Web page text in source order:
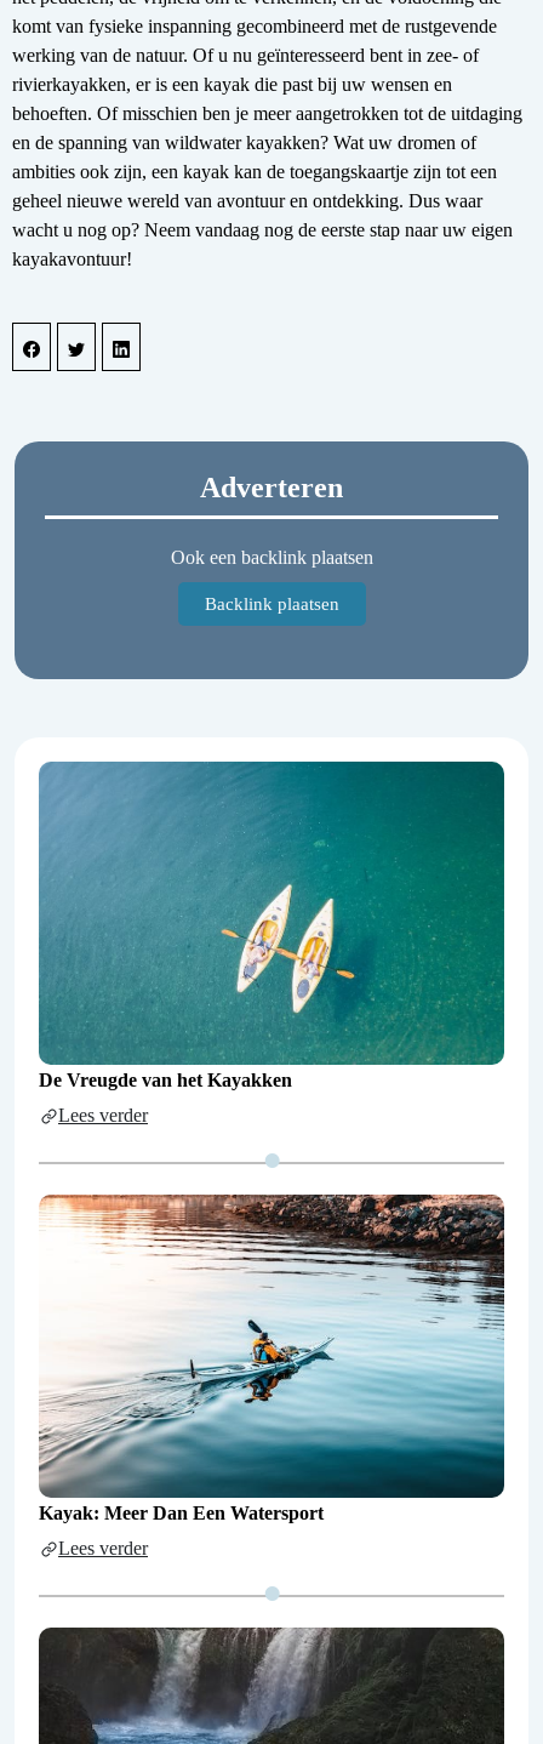
komt van fysieke inspanning gecombineerd met de rustgevende
werking van de natuur. Of u nu geïnteresseerd bent in zee- of
rivierkayakken, er is een kayak die past bij uw wensen en
behoeften. Of misschien ben je meer aangetrokken tot de uitdaging
en de spanning van wildwater kayakken? Wat uw dromen of
ambities ook zijn, een kayak kan de toegangskaartje zijn tot een
geheel nieuwe wereld van avontuur en ontdekking. Dus waar
wacht u nog op? Neem vandaag nog de eerste stap naar uw eigen
kayakavontuur!
Adverteren
Ook een backlink plaatsen
Backlink plaatsen
De Vreugde van het Kayakken
Lees verder
Kayak: Meer Dan Een Watersport
Lees verder